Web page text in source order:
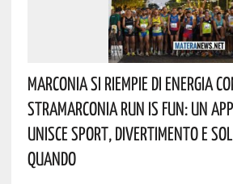
Marconia Si Riempie Di Energia
StraMarconia Run Is Fun: Un
Unisce Sport, Divertimento E
Quando